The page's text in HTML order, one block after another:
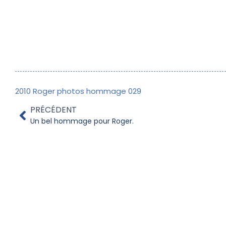
2010 Roger photos hommage 029
PRÉCÉDENT
Un bel hommage pour Roger.